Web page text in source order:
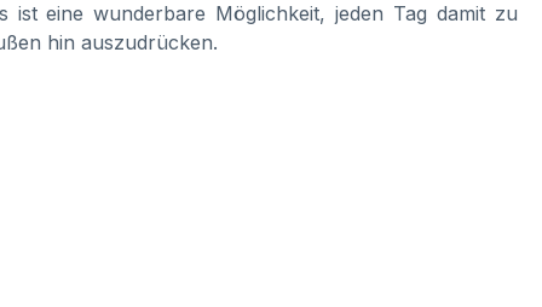
eine wunderbare Möglichkeit, jeden Tag damit zu
hin auszudrücken.